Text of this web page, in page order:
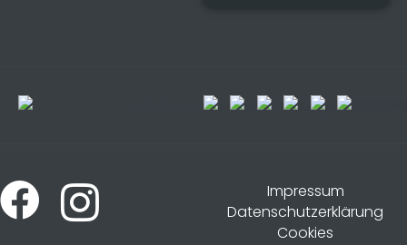
Impressum
Datenschutzerklärung
Cookies